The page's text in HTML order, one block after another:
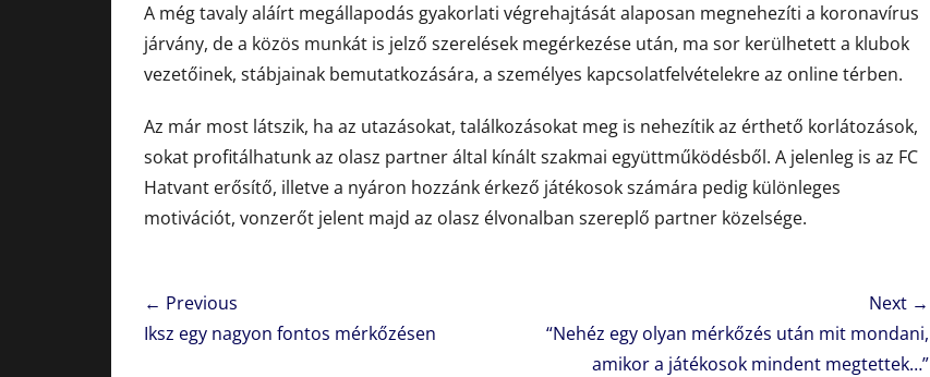
A még tavaly aláírt megállapodás gyakorlati végrehajtását alaposan megnehezíti a koronavírus
járvány, de a közös munkát is jelző szerelések megérkezése után, ma sor kerülhetett a klubok
vezetőinek, stábjainak bemutatkozására, a személyes kapcsolatfelvételekre az online térben.
Az már most látszik, ha az utazásokat, találkozásokat meg is nehezítik az érthető korlátozások,
sokat profitálhatunk az olasz partner által kínált szakmai együttműködésből. A jelenleg is az FC
Hatvant erősítő, illetve a nyáron hozzánk érkező játékosok számára pedig különleges
motivációt, vonzerőt jelent majd az olasz élvonalban szereplő partner közelsége.
Bejegyzés
navigáció
← Previous
Previous
Iksz egy nagyon fontos mérkőzésen
Next →
Next
“Nehéz egy olyan mérkőzés után mit mondani,
amikor a játékosok mindent megtettek…”